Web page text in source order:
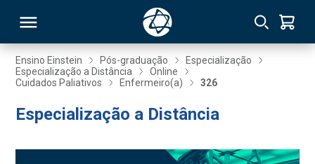
Ensino Einstein Pós-graduação
Especialização
Especialização a Distância
Online
Cuidados Paliativos
Enfermeiro(a) 326
Especialização a Distância